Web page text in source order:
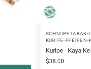
SCHNUPFTABAK-
KURIPE-PFEIFEN-
Kuripe - Kaya
$38.00